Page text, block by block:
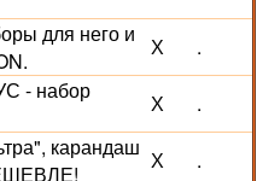
для него и
Х .
- набор
Х .
карандаш Х .